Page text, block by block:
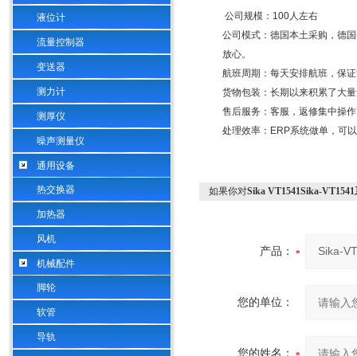
液位计
流量控制器
变送器
测力计
测厚仪
噪声测量仪
通用设备
热交换器
加热器
风机
机械配件
脚轮
软管
导轨
公司规模： 100人左右
公司模式：德国本土采购，德
放心。
航班周期：每天安排航班，保
货物包装：长期以来积累了大
售后服务：客服，返修集中操
处理效率： ERP系统做单，可
如果你对Sika VT1541Sika-
产品：
您的单位：
您的姓名：